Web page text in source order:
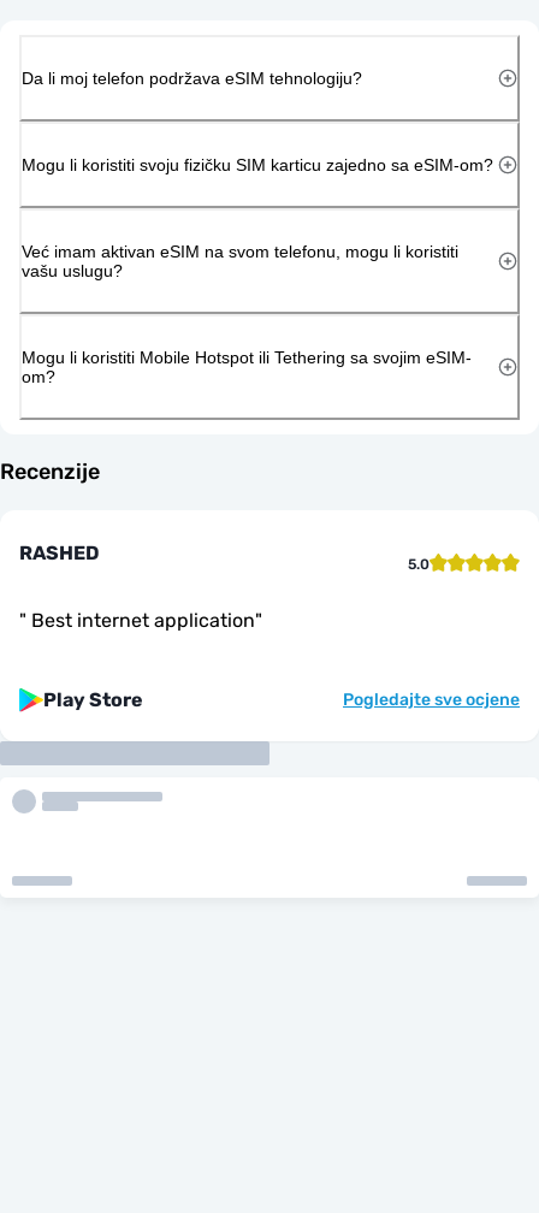
Da li moj telefon podržava eSIM tehnologiju?
Mogu li koristiti svoju fizičku SIM karticu zajedno sa eSIM-om?
Već imam aktivan eSIM na svom telefonu, mogu li koristiti
vašu uslugu?
Mogu li koristiti Mobile Hotspot ili Tethering sa svojim eSIM-
om?
Recenzije
RASHED 5.0
" Best internet application"
Play Store Pogledajte sve ocjene